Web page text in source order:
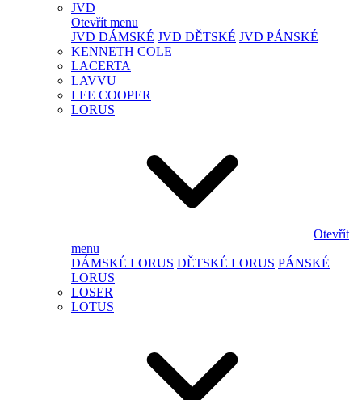
JVD
Otevřít menu
JVD DÁMSKÉ JVD DĚTSKÉ JVD PÁNSKÉ
KENNETH COLE
LACERTA
LAVVU
LEE COOPER
LORUS
Otevřít
menu
DÁMSKÉ LORUS DĚTSKÉ LORUS PÁNSKÉ
LORUS
LOSER
LOTUS